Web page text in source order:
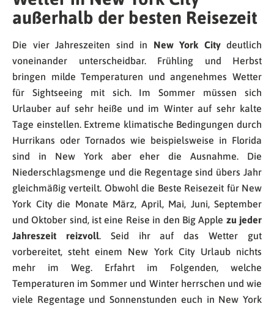
außerhalb der besten Reisezeit
Die vier Jahreszeiten sind in New York Citydeutlich
voneinander unterscheidbar. Frühling und Herbst
bringen milde Temperaturen und angenehmes Wetter
für Sightseeing mit sich. Im Sommer müssen sich
Urlauber auf sehr heiße und im Winter auf sehr kalte
Tage einstellen. Extreme klimatische Bedingungen durch
Hurrikans oder Tornados wie beispielsweise in Florida
sind in New York aber eher die Ausnahme. Die
Niederschlagsmenge und die Regentage sind übers Jahr
gleichmäßig verteilt. Obwohl die Beste Reisezeit für New
York City die Monate März, April, Mai, Juni, September
und Oktober sind, ist eine Reise in den Big Apple zu jeder
Jahreszeit reizvoll. Seid ihr auf das Wetter gut
vorbereitet, steht einem New York City Urlaub nichts
mehr im Weg. Erfahrt im Folgenden, welche
Temperaturen im Sommer und Winter herrschen und wie
viele Regentage und Sonnenstunden euch in New York